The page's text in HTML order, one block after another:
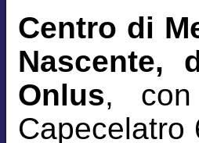
Centro di
Nascente,
Onlus,
Capecelatro